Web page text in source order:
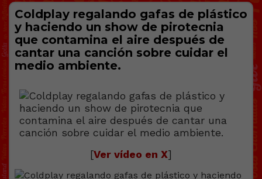
Coldplay regalando gafas de plástico
y haciendo un show de pirotecnia
que contamina el aire después de
cantar una canción sobre cuidar el
medio ambiente.
[Ver vídeo en X]